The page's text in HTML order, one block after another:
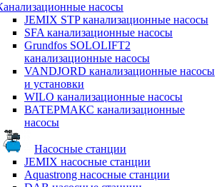
насосы
JEMIX STP канализационные насосы
SFA канализационные насосы
Grundfos SOLOLIFT2
канализационные насосы
VANDJORD канализационные насосы
и установки
WILO канализационные насосы
ВАТЕРМАКС канализационные
насосы
Насосные станции
JEMIX насосные станции
Aquastrong насосные станции